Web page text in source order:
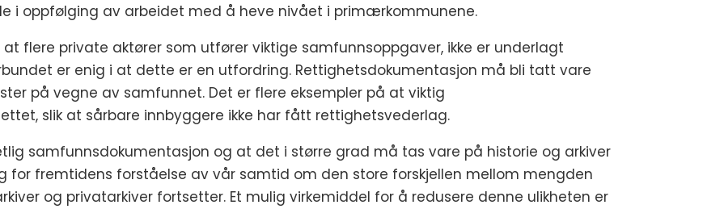
i oppfølging av arbeidet med å heve nivået i primærkommunene.
flere private aktører som utfører viktige samfunnsoppgaver, ikke er underlagt
er enig i at dette er en utfordring. Rettighetsdokumentasjon må bli tatt vare
på vegne av samfunnet. Det er flere eksempler på at viktig
slik at sårbare innbyggere ikke har fått rettighetsvederlag.
samfunnsdokumentasjon og at det i større grad må tas vare på historie og arkiver
for fremtidens forståelse av vår samtid om den store forskjellen mellom mengden
og privatarkiver fortsetter. Et mulig virkemiddel for å redusere denne ulikheten er